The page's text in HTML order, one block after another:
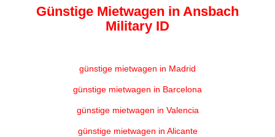
Günstige Mietwagen in Ansbach
Military ID
günstige mietwagen in Madrid
günstige mietwagen in Barcelona
günstige mietwagen in Valencia
günstige mietwagen in Alicante